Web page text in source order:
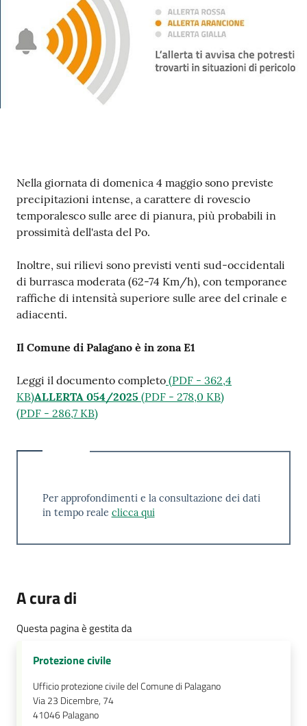
Contenuto
Nella giornata di domenica 4 maggio sono previste
precipitazioni intense, a carattere di rovescio
temporalesco sulle aree di pianura, più probabili in
prossimità dell'asta del Po.
Inoltre, sui rilievi sono previsti venti sud-occidentali
di burrasca moderata (62-74 Km/h), con temporanee
raffiche di intensità superiore sulle aree del crinale e
adiacenti.
Il Comune di Palagano è in zona E1
Leggi il documento completo (PDF - 362,4
KB)ALLERTA 054/2025 (PDF - 278,0 KB)
(PDF - 286,7 KB)
Per approfondimenti e la consultazione dei dati
in tempo reale clicca qui
A cura di
Questa pagina è gestita da
Protezione civile
Ufficio protezione civile del Comune di Palagano
Via 23 Dicembre, 74
41046Palagano